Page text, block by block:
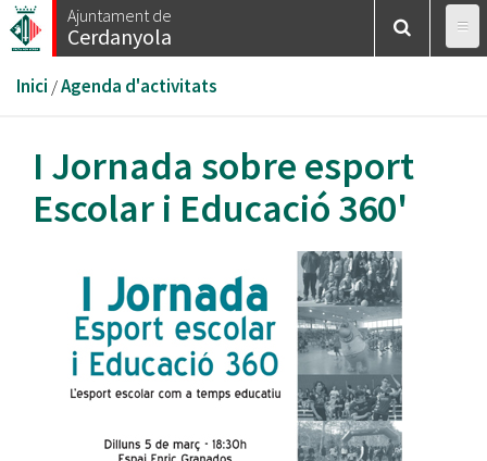
Vés
al
Ajuntament de
Cerdanyola
Esteu
aquí
Inici /Agenda d'activitats
I Jornada sobre esport
Escolar i Educació 360'